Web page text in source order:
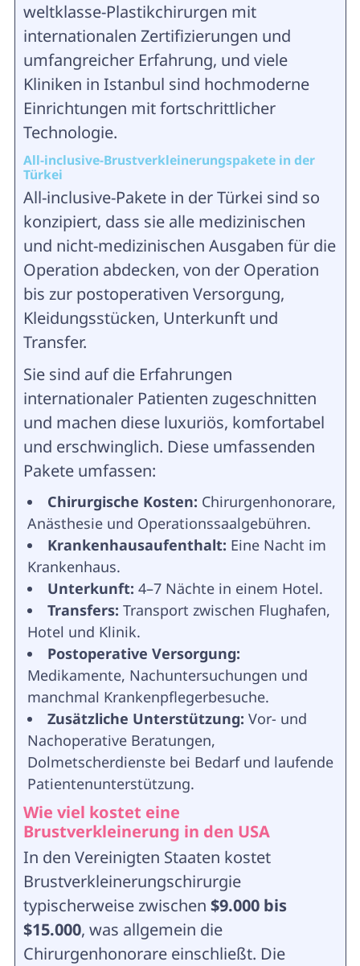
weltklasse-Plastikchirurgen mit
internationalen Zertifizierungen und
umfangreicher Erfahrung, und viele
Kliniken in Istanbul sind hochmoderne
Einrichtungen mit fortschrittlicher
Technologie.
All-inclusive-Brustverkleinerungspakete in der
Türkei
All-inclusive-Pakete in der Türkei sind so
konzipiert, dass sie alle medizinischen
und nicht-medizinischen Ausgaben für die
Operation abdecken, von der Operation
bis zur postoperativen Versorgung,
Kleidungsstücken, Unterkunft und
Transfer.
Sie sind auf die Erfahrungen
internationaler Patienten zugeschnitten
und machen diese luxuriös, komfortabel
und erschwinglich. Diese umfassenden
Pakete umfassen:
Chirurgische Kosten: Chirurgenhonorare,
Anästhesie und Operationssaalgebühren.
Krankenhausaufenthalt: Eine Nacht im
Krankenhaus.
Unterkunft: 4–7 Nächte in einem Hotel.
Transfers: Transport zwischen Flughafen,
Hotel und Klinik.
Postoperative Versorgung:
Medikamente, Nachuntersuchungen und
manchmal Krankenpflegerbesuche.
Zusätzliche Unterstützung: Vor- und
Nachoperative Beratungen,
Dolmetscherdienste bei Bedarf und laufende
Patientenunterstützung.
Wie viel kostet eine
Brustverkleinerung in den USA
In den Vereinigten Staaten kostet
Brustverkleinerungschirurgie
typischerweise zwischen $9.000 bis
$15.000, was allgemein die
Chirurgenhonorare einschließt. Die